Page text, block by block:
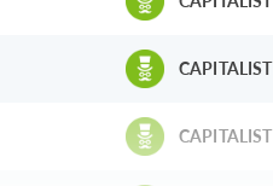
CAPITALIST
CAPITALIST